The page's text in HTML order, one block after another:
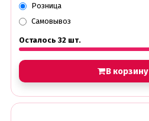
Розница
Самовывоз
Осталось 32 шт.
В корзину